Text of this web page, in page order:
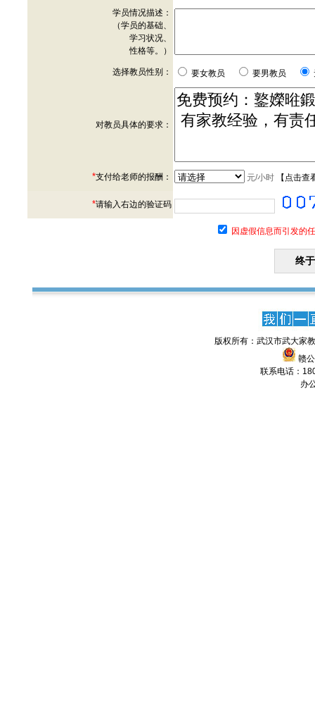
学员情况描述：
（学员的基础、
学习状况、
性格等。）
选择教员性别： 要女教员 要男教员
对教员具体的要求：
*支付给老师的报酬： 元/小时【 点击查
*请输入右边的验证码
因虚假信息而引发的
版权所有：武汉市武大家
赣
联系电话：
办